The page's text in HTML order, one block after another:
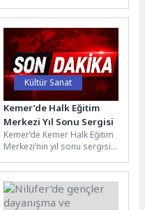
acısının beyinde ve
psikolojide nasıl işlendiği,
ayrılık...
Kültür Sanat
Kemer’de Halk Eğitim
Merkezi Yıl Sonu Sergisi
Kemer’de Kemer Halk Eğitim
Merkezi’nin yıl sonu sergisi
kapsamında halk eğitim
kursiyerlerinin hazırladığı...